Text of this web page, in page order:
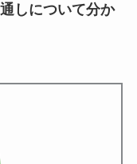
しについて分か